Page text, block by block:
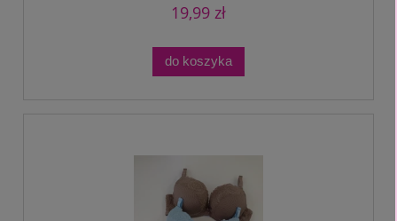
19,99 zł
do koszyka